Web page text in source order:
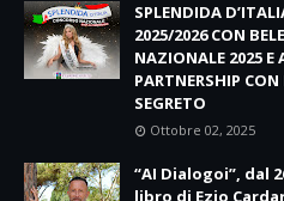
SPLENDIDA
2025/2026 CON
NAZIONALE 2025 E
PARTNERSHIP
SEGRETO
Ottobre 02, 2025
“AI Dialogoi”, dal